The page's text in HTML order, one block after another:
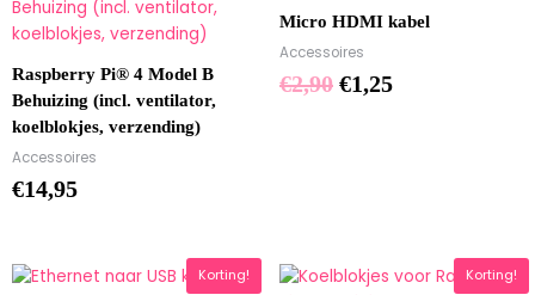
Raspberry Pi® 4 Model B
Behuizing (incl. ventilator,
koelblokjes, verzending)
Accessoires
€14,95
Micro HDMI kabel
Accessoires
€2,90
prijs
was:
€2,90.
€1,25
prijs
Korting!
Oorspronkelijke
Huidige
Korting!
Oorspronkelijke
Huidige